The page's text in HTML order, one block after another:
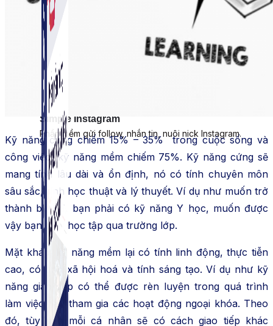
Simple Instagram
Phần mềm gửi follow, nhắn tin, nuôi nick Instagram.
Kỹ năng cứng chiếm 15% – 35% trong cuộc sống và
công việc, kỹ năng mềm chiếm 75%. Kỹ năng cứng sẽ
mang tính lâu dài và ổn định, nó có tính chuyên môn
sâu sắc, tính học thuật và lý thuyết. Ví dụ như muốn trở
thành bác sĩ, bạn phải có kỹ năng Y học, muốn được
vậy bạn phải học tập qua trường lớp.
Mặt khác, kỹ năng mềm lại có tính linh động, thực tiễn
cao, có tính xã hội hoá và tính sáng tạo. Ví dụ như kỹ
năng giao tiếp có thể được rèn luyện trong quá trình
làm việc hay tham gia các hoạt động ngoại khóa. Theo
đó, tùy vào mỗi cá nhân sẽ có cách giao tiếp khác